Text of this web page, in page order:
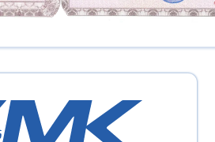
официальный
Антмед Ко.,
ЗВОНОК